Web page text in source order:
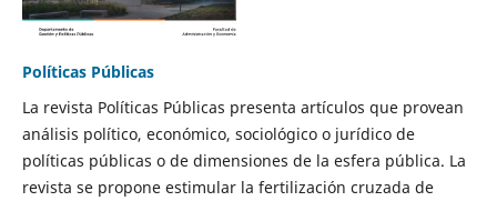
Políticas Públicas
La revista Políticas Públicas presenta artículos que provean
análisis político, económico, sociológico o jurídico de
políticas públicas o de dimensiones de la esfera pública. La
revista se propone estimular la fertilización cruzada de